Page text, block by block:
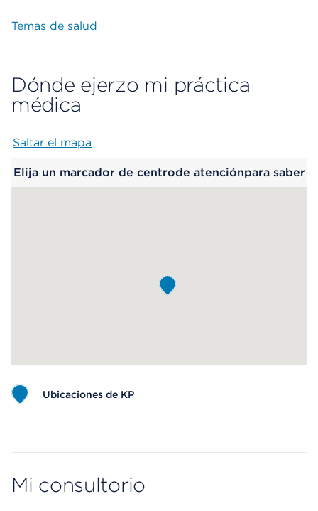
Temas de salud
Dónde ejerzo mi práctica
médica
Saltar el mapa
Elija un marcador de centrode atenciónpara saber
Ubicaciones de KP
Mi consultorio